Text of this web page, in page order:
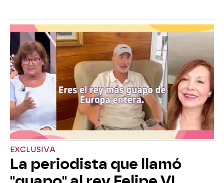
EXCLUSIVA
La periodista que llamó